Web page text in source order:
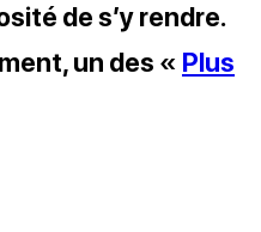
de s’y rendre.
un des « Plus